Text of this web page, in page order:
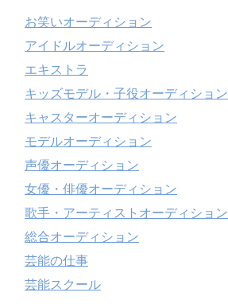
お笑いオーディション
アイドルオーディション
エキストラ
キッズモデル・子役オーディション
キャスターオーディション
モデルオーディション
声優オーディション
女優・俳優オーディション
歌手・アーティストオーディション
総合オーディション
芸能の仕事
芸能スクール